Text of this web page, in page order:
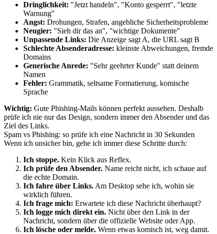
Dringlichkeit: "Jetzt handeln", "Konto gesperrt", "letzte
Warnung"
Angst: Drohungen, Strafen, angebliche Sicherheitsprobleme
Neugier: "Sieh dir das an", "wichtige Dokumente"
Unpassende Links: Die Anzeige sagt A, die URL sagt B
Schlechte Absenderadresse: kleinste Abweichungen, fremde
Domains
Generische Anrede: "Sehr geehrter Kunde" statt deinem
Namen
Fehler: Grammatik, seltsame Formatierung, komische
Sprache
Wichtig: Gute Phishing-Mails können perfekt aussehen. Deshalb
prüfe ich nie nur das Design, sondern immer den Absender und das
Ziel des Links.
Spam vs Phishing: so prüfe ich eine Nachricht in 30 Sekunden
Wenn ich unsicher bin, gehe ich immer diese Schritte durch:
Ich stoppe. Kein Klick aus Reflex.
Ich prüfe den Absender. Name reicht nicht, ich schaue auf
die echte Domain.
Ich fahre über Links. Am Desktop sehe ich, wohin sie
wirklich führen.
Ich frage mich: Erwartete ich diese Nachricht überhaupt?
Ich logge mich direkt ein. Nicht über den Link in der
Nachricht, sondern über die offizielle Website oder App.
Ich lösche oder melde. Wenn etwas komisch ist, weg damit.